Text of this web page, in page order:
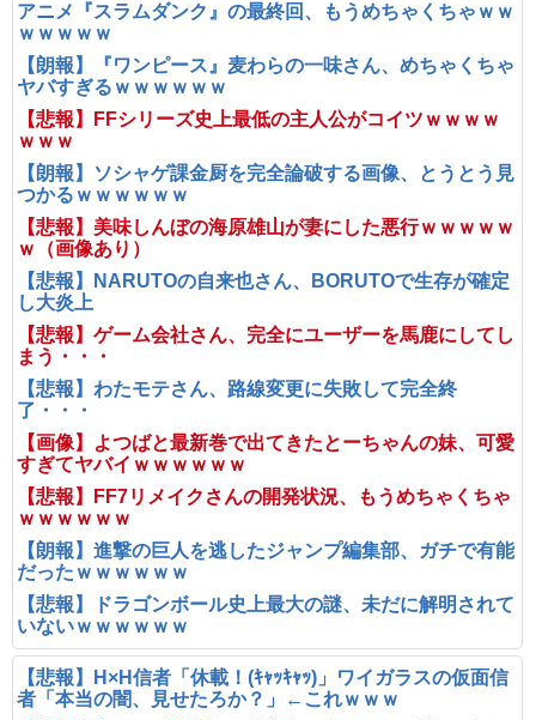
アニメ『スラムダンク』の最終回、もうめちゃくちゃｗｗ
ｗｗｗｗｗ
【朗報】『ワンピース』麦わらの一味さん、めちゃくちゃ
ヤバすぎるｗｗｗｗｗｗ
【悲報】FFシリーズ史上最低の主人公がコイツｗｗｗｗ
ｗｗｗ
【朗報】ソシャゲ課金厨を完全論破する画像、とうとう見
つかるｗｗｗｗｗｗ
【悲報】美味しんぼの海原雄山が妻にした悪行ｗｗｗｗｗ
ｗ（画像あり）
【悲報】NARUTOの自来也さん、BORUTOで生存が確定
し大炎上
【悲報】ゲーム会社さん、完全にユーザーを馬鹿にしてし
まう・・・
【悲報】わたモテさん、路線変更に失敗して完全終
了・・・
【画像】よつばと最新巻で出てきたとーちゃんの妹、可愛
すぎてヤバイｗｗｗｗｗｗ
【悲報】FF7リメイクさんの開発状況、もうめちゃくちゃ
ｗｗｗｗｗｗ
【朗報】進撃の巨人を逃したジャンプ編集部、ガチで有能
だったｗｗｗｗｗｗ
【悲報】ドラゴンボール史上最大の謎、未だに解明されて
いないｗｗｗｗｗｗ
【悲報】H×H信者「休載！(ｷｬｯｷｬｯ)」ワイガラスの仮面信
者「本当の闇、見せたろか？」←これｗｗｗ